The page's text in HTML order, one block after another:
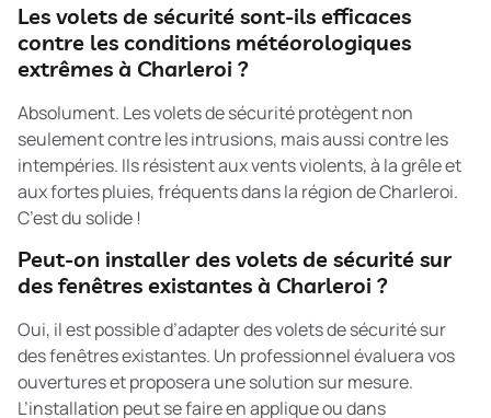
Les volets de sécurité sont-ils efficaces
contre les conditions météorologiques
extrêmes à Charleroi ?
Absolument. Les volets de sécurité protègent non
seulement contre les intrusions, mais aussi contre les
intempéries. Ils résistent aux vents violents, à la grêle et
aux fortes pluies, fréquents dans la région de Charleroi.
C’est du solide !
Peut-on installer des volets de sécurité sur
des fenêtres existantes à Charleroi ?
Oui, il est possible d’adapter des volets de sécurité sur
des fenêtres existantes. Un professionnel évaluera vos
ouvertures et proposera une solution sur mesure.
L’installation peut se faire en applique ou dans